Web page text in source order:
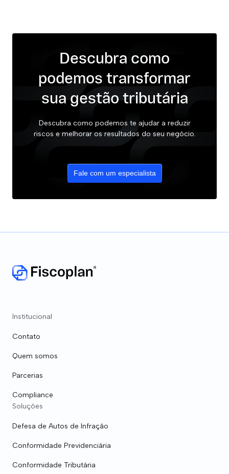
Descubra como
podemos transformar
sua gestão tributária
Descubra como podemos te ajudar a reduzir
riscos e melhorar os resultados do seu negócio.
Fale com um especialista
Institucional
Contato
Quem somos
Parcerias
Compliance
Soluções
Defesa de Autos de Infração
Conformidade Previdenciária
Conformidade Tributária